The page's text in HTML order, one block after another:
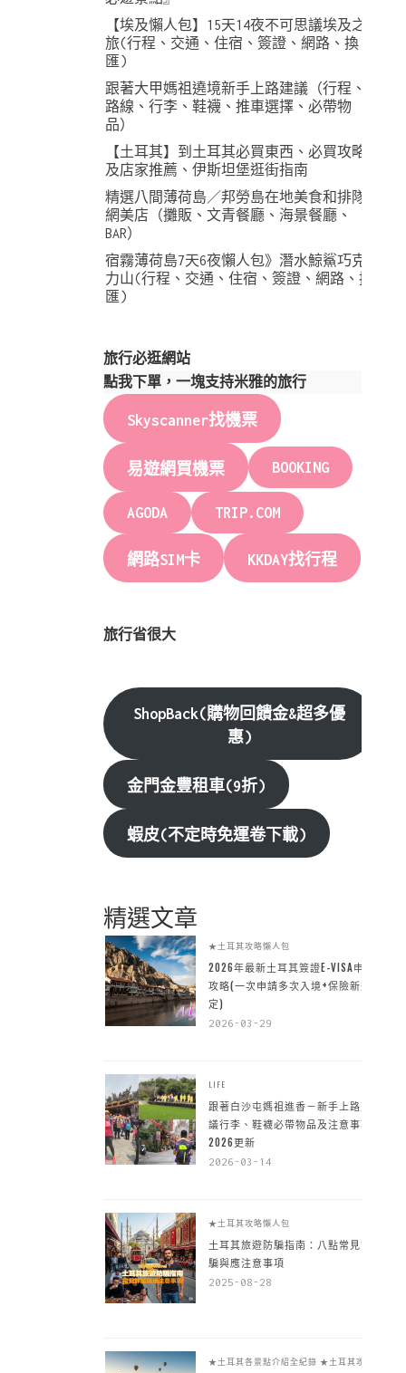
【埃及懶人包】15天14夜不可思議埃及之
旅(行程、交通、住宿、簽證、網路、換
匯)
跟著大甲媽祖遶境新手上路建議（行程、
路線、行李、鞋襪、推車選擇、必帶物
品）
【土耳其】到土耳其必買東西、必買攻略
及店家推薦、伊斯坦堡逛街指南
精選八間薄荷島／邦勞島在地美食和排隊
網美店（攤販、文青餐廳、海景餐廳、
BAR）
宿霧薄荷島7天6夜懶人包》潛水鯨鯊巧克
力山(行程、交通、住宿、簽證、網路、換
匯)
旅行必逛網站
點我下單，一塊支持米雅的旅行
Skyscanner找機票
易遊網買機票 BOOKING
AGODA TRIP.COM
網路SIM卡 KKDAY找行程
旅行省很大
ShopBack(購物回饋金&超多優
惠)
金門金豐租車(9折)
蝦皮(不定時免運卷下載)
精選文章
★土耳其攻略懶人包
2026年最新土耳其簽證E-VISA申請
攻略(一次申請多次入境+保險新規
定)
2026-03-29
LIFE
跟著白沙屯媽祖進香－新手上路建
議行李、鞋襪必帶物品及注意事項
2026更新
2026-03-14
★土耳其攻略懶人包
土耳其旅遊防騙指南：八點常見詐
騙與應注意事項
2025-08-28
★土耳其各景點介紹全紀錄 ★土耳其攻略